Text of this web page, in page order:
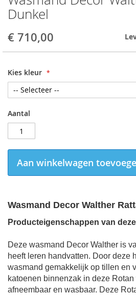
Dunkel
€ 710,00
Kies kleur
Aantal
Aan winkelwagen
Wasmand Decor Walther
Producteigenschappen van
Deze wasmand Decor Walther is
heeft leren handvatten. Door deze
wasmand gemakkelijk op tillen en
katoenen binnenzak in deze
afneembaar en wasbaar. Deze
to
the
of
gallery